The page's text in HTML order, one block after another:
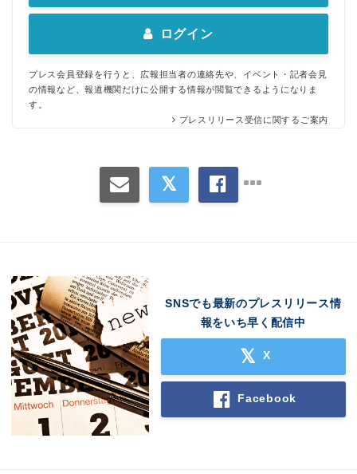
ログイン
プレス会員登録を行うと、広報担当者の連絡先や、イベント・記者会見
の情報など、報道機関だけに公開する情報が閲覧できるようになりま
す。
プレスリリース受信に関するご案内
SNSでも最新のプレスリリース情
報をいち早く配信中
X
Facebook